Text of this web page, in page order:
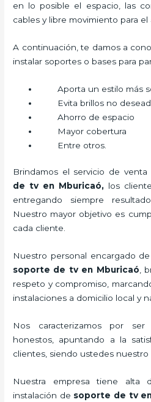
en lo posible el espacio, las
cables y libre movimiento para
A continuación, te damos a
instalar soportes o bases para
Aporta un estilo más
Evita brillos no
Ahorro de espacio
Mayor cobertura
Entre otros.
Brindamos el servicio de venta
de tv en Mburicaó, los
entregando siempre
Nuestro mayor objetivo es
cada cliente.
Nuestro personal encargado
soporte de tv en Mburicaó,
respeto y compromiso,
instalaciones a domicilio local y
Nos caracterizamos por ser
honestos, apuntando a la
clientes, siendo ustedes
Nuestra empresa tiene alta
instalación de soporte de tv